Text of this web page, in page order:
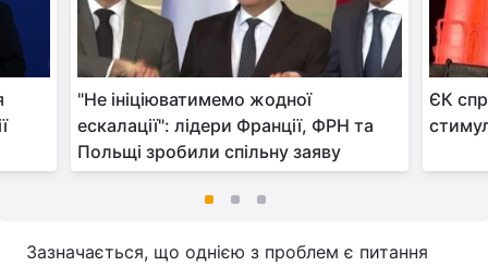
"Не ініціюватимемо жодної
ескалації": лідери Франції, ФРН та
Польщі зробили спільну заяву
ЄК
Зазначається, що однією з проблем є питання